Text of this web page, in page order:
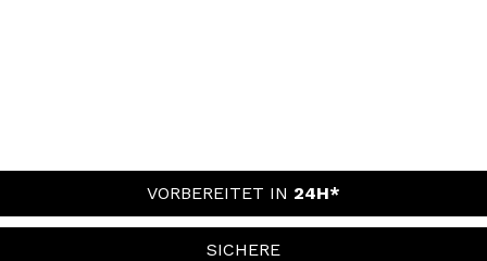
VORBEREITET IN 24H*
SICHERE